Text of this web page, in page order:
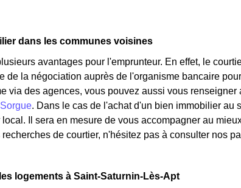
dans les communes voisines
avantages pour l'emprunteur. En effet, le
de la négociation auprès de l'organisme bancaire
via des agences, vous pouvez aussi vous
. Dans le cas de l'achat d'un bien immobilier au
Il sera en mesure de vous accompagner au
de courtier, n'hésitez pas à consulter nos
logements à Saint-Saturnin-Lès-Apt